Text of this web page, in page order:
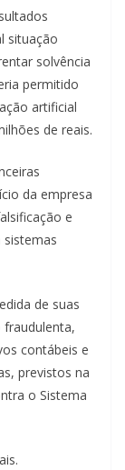
situação
solvência
permitido
artificial
de reais.
da empresa
e
sistemas
de suas
fraudulenta,
contábeis e
previstos na
o Sistema